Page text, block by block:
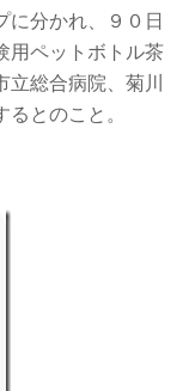
に分かれ、９０日
用ペットボトル茶
総合病院、菊川
とのこと。